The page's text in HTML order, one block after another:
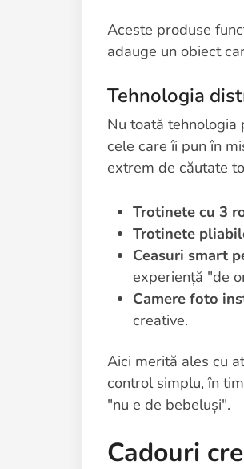
Aceste produse
adauge un obiect
Tehnologia
Nu toată tehnologia
cele care îi pun în
extrem de căutate
Trotinete cu 3
Trotinete
Ceasuri smart
experiență "de
Camere foto
creative.
Aici merită ales cu
control simplu, în
"nu e de bebeluși".
Cadouri